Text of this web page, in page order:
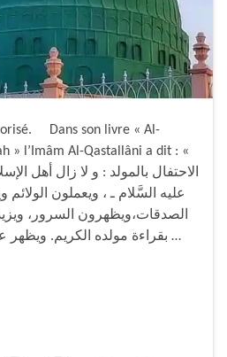
Dans son livre « Al-
» l’Imâm Al-Qastallâni a dit : «
الاحتفال بالمولد : و لا زال أهل
عليه السَّلام ـ ، ويعملون الولائم
الصدقات،ويظهرون السرور،
بقراءة مولده الكريم. ويظهر عليهم من بركاته كل فضل …